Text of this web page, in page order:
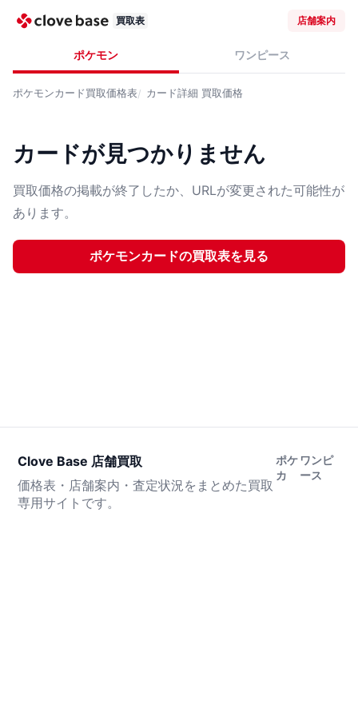
買取表 店舗案内
ポケモン ワンピース
ポケモンカード買取価格表 カード詳細 買取価格
カードが見つかりません
買取価格の掲載が終了したか、URLが変更された可能性が
あります。
ポケモンカードの買取表を見る
Clove Base 店舗買取
価格表・店舗案内・査定状況をまとめた買取
専用サイトです。
ポケ
カ
ワンピ
ース